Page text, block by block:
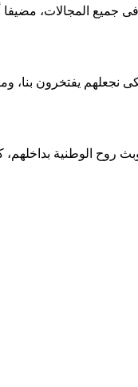
جميع المجالات،
نجعلهم يفتخرون
الوطنية بداخلهم،